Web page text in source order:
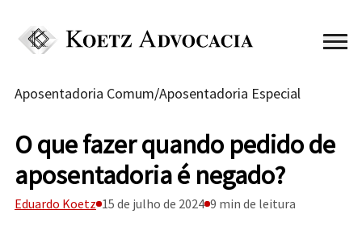
Aposentadoria Comum/Aposentadoria Especial
O que fazer quando pedido de
aposentadoria é negado?
Eduardo Koetz 15 de julho de 2024 9 min de leitura